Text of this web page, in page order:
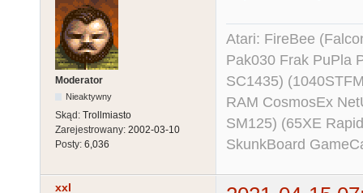
Moderator
Nieaktywny
Skąd: Trollmiasto
Zarejestrowany: 2002-03-10
Posty: 6,036
Atari: FireBee
Pak030 Frak PuPla
SC1435)
RAM CosmosEx
SM125) (65XE
SkunkBoard
xxl